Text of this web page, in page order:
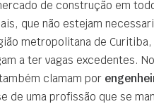
de construção em
que não estejam
metropolitana de Curitiba,
a ter vagas excedentes.
clamam por
de uma profissão que se